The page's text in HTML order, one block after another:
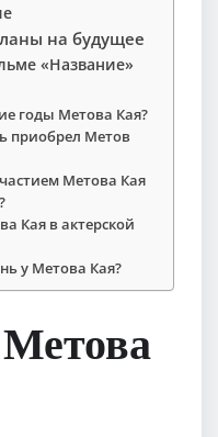
на будущее
«Название»
годы Метова Кая?
приобрел Метов
Метова Кая
Кая в актерской
у Метова Кая?